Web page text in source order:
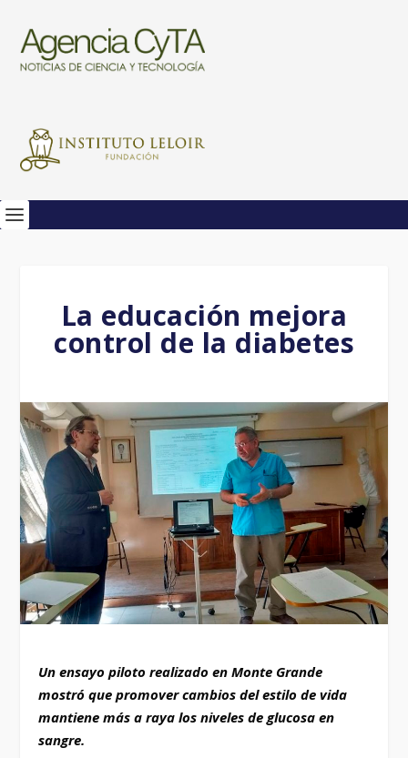
La educación mejora
control de la diabetes
Un ensayo piloto realizado en Monte Grande
mostró que promover cambios del estilo de vida
mantiene más a raya los niveles de glucosa en
sangre.